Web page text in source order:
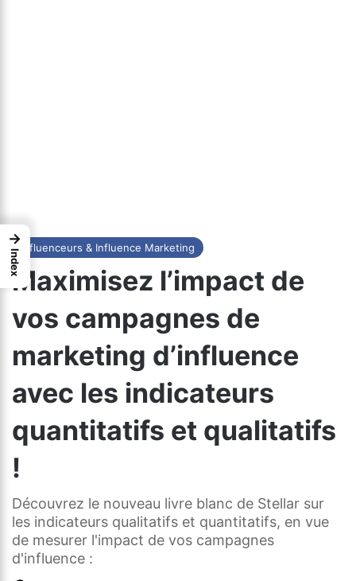
Influenceurs & Influence Marketing
Maximisez l’impact de
vos campagnes de
marketing d’influence
avec les indicateurs
quantitatifs et qualitatifs
!
Découvrez le nouveau livre blanc de Stellar sur
les indicateurs qualitatifs et quantitatifs, en vue
de mesurer l'impact de vos campagnes
d'influence :
→
Index